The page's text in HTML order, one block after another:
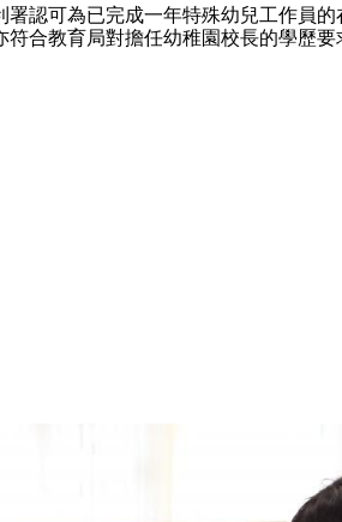
署認可為已完成一年特殊幼兒工作員的
合教育局對擔任幼稚園校長的學歷要